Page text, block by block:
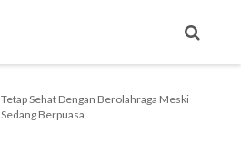
Tetap Sehat Dengan Berolahraga Meski
Sedang Berpuasa